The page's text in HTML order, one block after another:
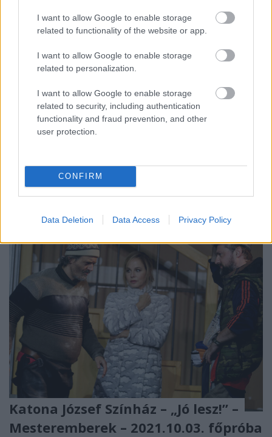
I want to allow Google to enable storage
related to functionality of the website or app.
I want to allow Google to enable storage
related to personalization.
I want to allow Google to enable storage
related to security, including authentication
functionality and fraud prevention, and other
user protection.
CONFIRM
Data Deletion Data Access Privacy Policy
Pesti Színház – „Szép alakok, avagy
egy jó kis születésnap” – Bella Figura
– 2021.10.22 – Premier
Kétféle nézője van a Pesti Színház friss előadásának:
akinek van tapasztalata Yasmin Rezával
kapcsolatban – például azért, mert látta néhány éve
Átriumban, ahol jelenleg is megy, vagy netán
emlékszik a „Művészetre” (vagy régről a Katonából,
vagy a Thália…
Katona József Színház – „Jó lesz!” –
Mesteremberek – 2021.10.03. főpróba